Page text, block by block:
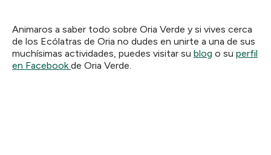
Animaros a saber todo sobre Oria Verde y si vives cerca
de los Ecólatras de Oria no dudes en unirte a una de sus
muchísimas actividades, puedes visitar su blog o su perfil
en Facebookde Oria Verde.